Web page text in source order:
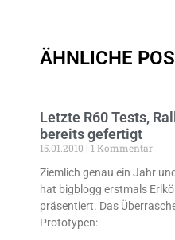
ÄHNLICHE
Letzte R60 Tests,
bereits gefertigt
15.01.2010
1 Kommentar
Ziemlich genau ein Jahr
hat bigblogg erstmals
präsentiert. Das
Prototypen: